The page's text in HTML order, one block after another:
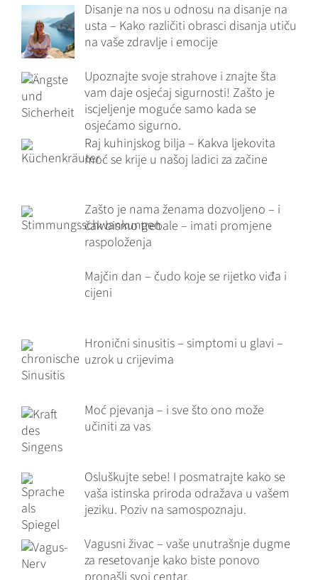
Disanje na nos u odnosu na disanje na
usta – Kako različiti obrasci disanja utiču
na vaše zdravlje i emocije
Upoznajte svoje strahove i znajte šta
vam daje osjećaj sigurnosti! Zašto je
iscjeljenje moguće samo kada se
osjećamo sigurno.
Raj kuhinjskog bilja – Kakva ljekovita
moć se krije u našoj ladici za začine
Zašto je nama ženama dozvoljeno – i
čak bismo trebale – imati promjene
raspoloženja
Majčin dan – čudo koje se rijetko viđa i
cijeni
Hronični sinusitis – simptomi u glavi –
uzrok u crijevima
Moć pjevanja – i sve što ono može
učiniti za vas
Osluškujte sebe! I posmatrajte kako se
vaša istinska priroda odražava u vašem
jeziku. Poziv na samospoznaju.
Vagusni živac – vaše unutrašnje dugme
za resetovanje kako biste ponovo